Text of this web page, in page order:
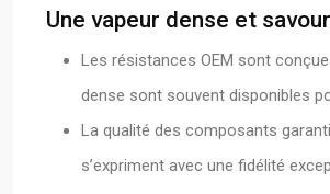
Une vapeur dense et
Les résistances OEM sont
dense sont souvent disponibles
La qualité des composants
s’expriment avec une fidélité